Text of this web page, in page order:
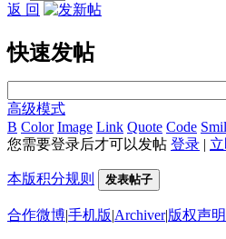
返 回
快速发帖
高级模式
B Color Image Link Quote Code
您需要登录后才可以发帖 登录 |
本版积分规则 发表帖子
合作微博|手机版|Archiver|版权声明